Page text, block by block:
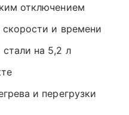
отключением
и времени
на 5,2 л
и перегрузки